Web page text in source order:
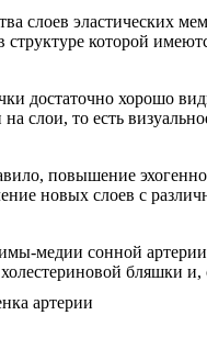
слоев эластических
которой
достаточно хорошо
слои, то есть
повышение
новых слоев с
медии сонной
бляшки и,